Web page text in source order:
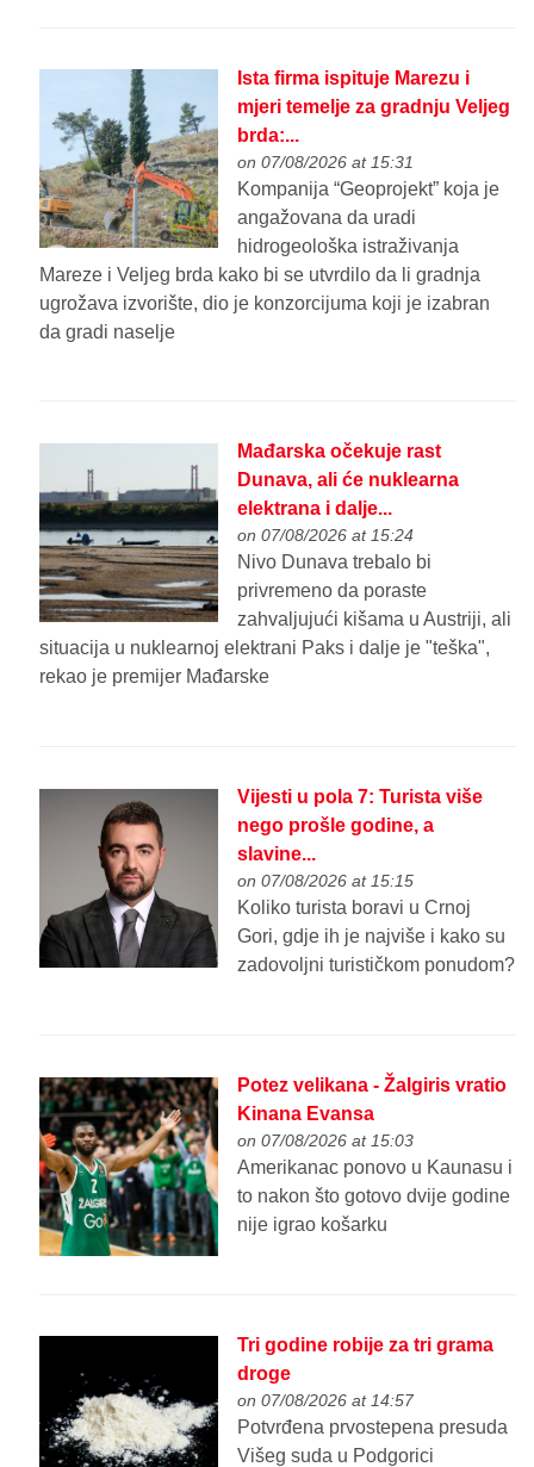
Ista firma ispituje Marezu i
mjeri temelje za gradnju Veljeg
brda:...
on 07/08/2026 at 15:31
Kompanija “Geoprojekt” koja je
angažovana da uradi
hidrogeološka istraživanja
Mareze i Veljeg brda kako bi se utvrdilo da li gradnja
ugrožava izvorište, dio je konzorcijuma koji je izabran
da gradi naselje
Mađarska očekuje rast
Dunava, ali će nuklearna
elektrana i dalje...
on 07/08/2026 at 15:24
Nivo Dunava trebalo bi
privremeno da poraste
zahvaljujući kišama u Austriji, ali
situacija u nuklearnoj elektrani Paks i dalje je "teška",
rekao je premijer Mađarske
Vijesti u pola 7: Turista više
nego prošle godine, a
slavine...
on 07/08/2026 at 15:15
Koliko turista boravi u Crnoj
Gori, gdje ih je najviše i kako su
zadovoljni turističkom ponudom?
Potez velikana - Žalgiris vratio
Kinana Evansa
on 07/08/2026 at 15:03
Amerikanac ponovo u Kaunasu i
to nakon što gotovo dvije godine
nije igrao košarku
Tri godine robije za tri grama
droge
on 07/08/2026 at 14:57
Potvrđena prvostepena presuda
Višeg suda u Podgorici